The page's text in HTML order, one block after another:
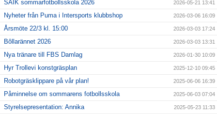
SAIK sommarfotbollsskola 2026 2026-05-21 13:41
Nyheter från Puma i Intersports klubbshop 2026-03-06 16:09
Årsmöte 22/3 kl. 15:00 2026-03-03 17:24
Bôllarännet 2026 2026-03-03 13:31
Nya tränare till FBS Damlag 2026-01-30 10:09
Hyr Trollevi konstgräsplan 2025-12-10 09:45
Robotgräsklippare på vår plan! 2025-06-06 16:39
Påminnelse om sommarens fotbollsskola 2025-06-03 07:04
Styrelsepresentation: Annika 2025-05-23 11:33